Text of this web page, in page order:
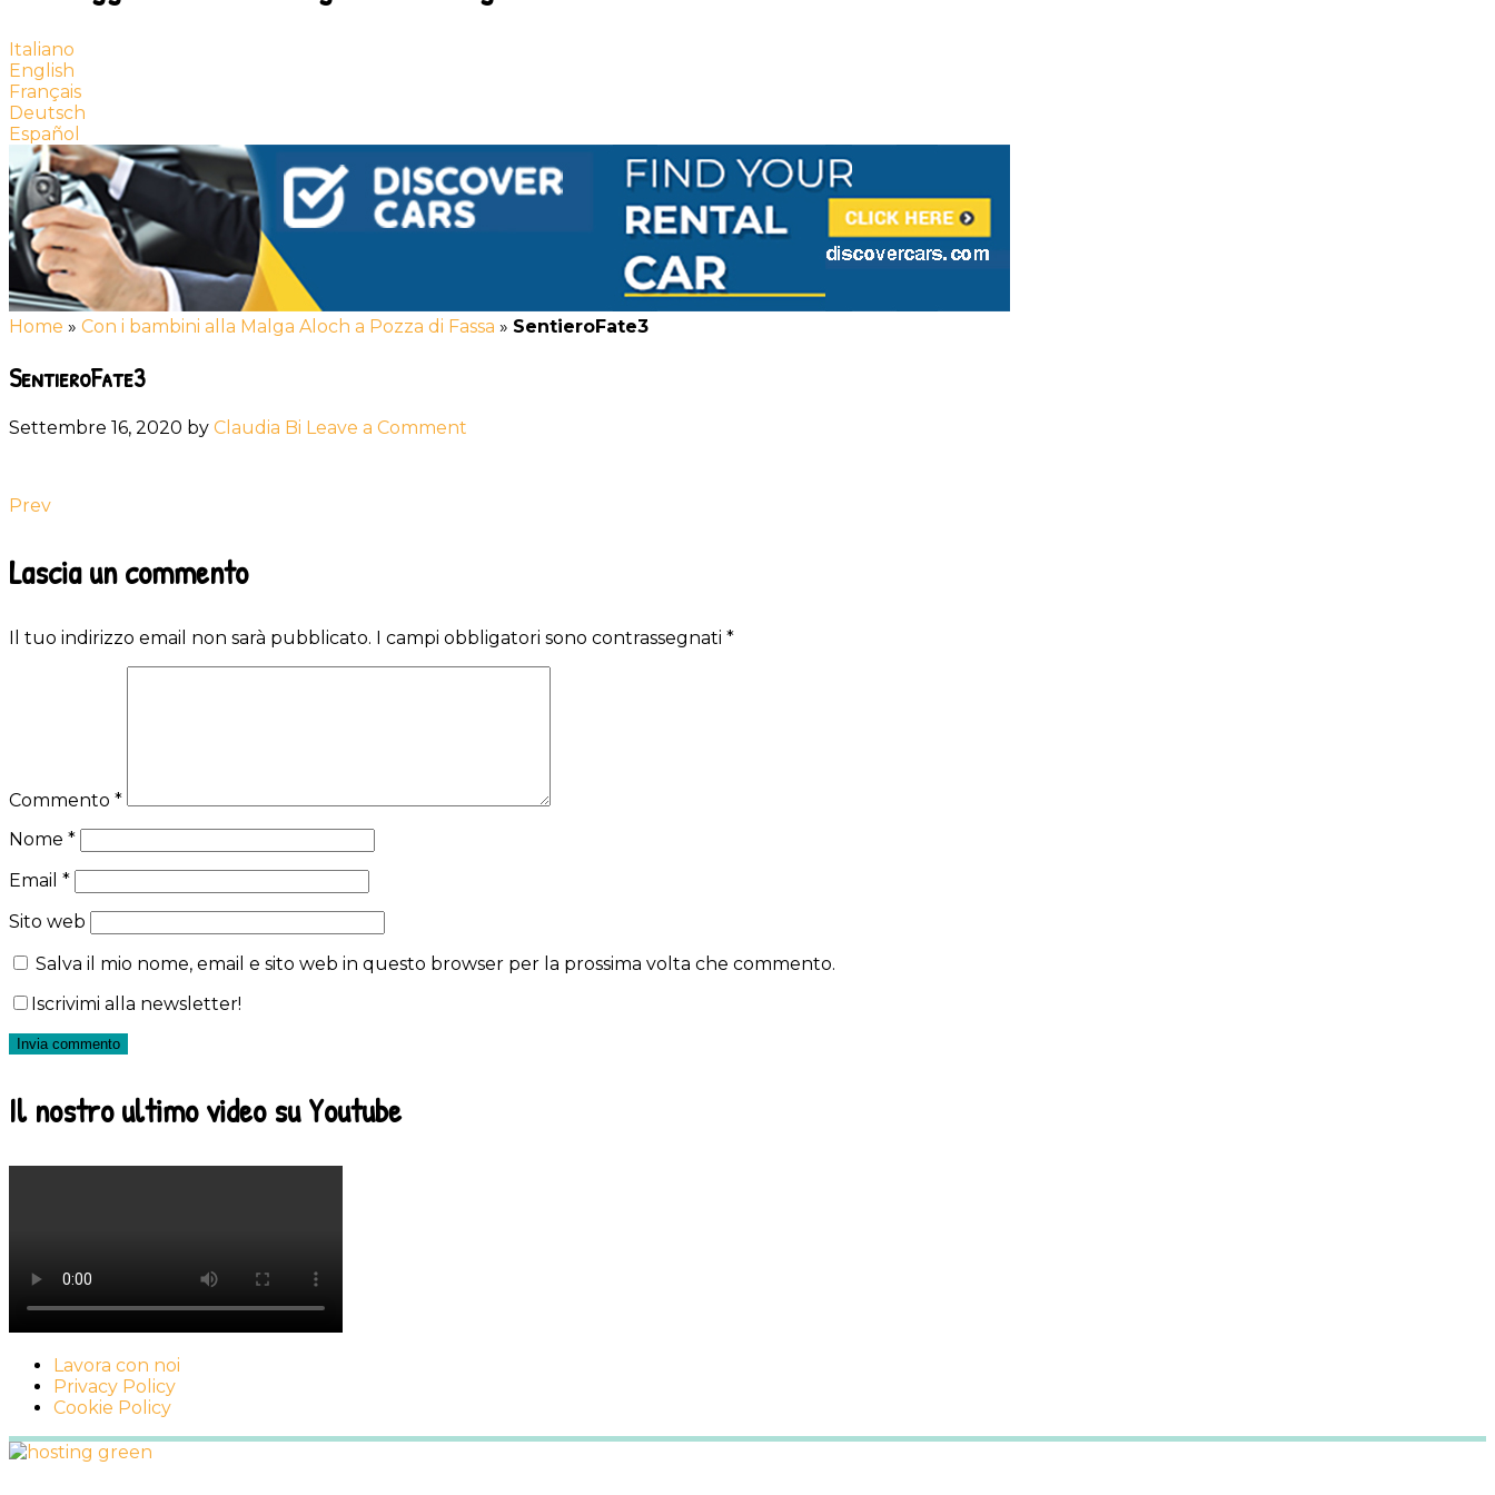
Italiano
English
Français
Deutsch
Español
Home » Con i bambini alla Malga Aloch a Pozza di Fassa » SentieroFate3
SentieroFate3
Settembre 16, 2020 by Claudia Bi Leave a Comment
Prev
Interactions
Lascia un commento
Il tuo indirizzo email non sarà pubblicato. I campi obbligatori sono contrassegnati *
Commento *
Nome *
Email *
Sito web
Salva il mio nome, email e sito web in questo browser per la prossima volta che commento.
Iscrivimi alla newsletter!
Il nostro ultimo video su Youtube
Lavora con noi
Privacy Policy
Cookie Policy
Footer